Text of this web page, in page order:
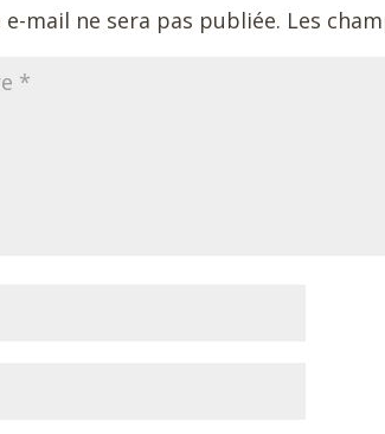
mail ne sera pas publiée. Les